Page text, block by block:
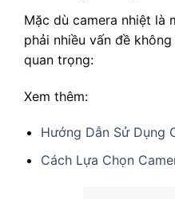
Mặc dù camera nhiệt là
phải nhiều vấn đề
quan trọng:
Xem thêm:
Hướng Dẫn Sử Dụng
Cách Lựa Chọn